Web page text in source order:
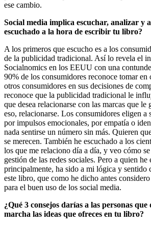
ese cambio.
Social media implica escuchar, analizar y
escuchado a la hora de escribir tu libro?
A los primeros que escucho es a los
de la publicidad tradicional. Así lo revela el
Socialnomics en los EEUU con una
90% de los consumidores reconoce tomar en
otros consumidores en sus decisiones de
reconoce que la publicidad tradicional le
que desea relacionarse con las marcas que le
eso, relacionarse. Los consumidores eligen a
por impulsos emocionales, por empatía o
nada sentirse un número sin más. Quieren
se merecen. También he escuchado a los
los que me relaciono día a día, y veo cómo
gestión de las redes sociales. Pero a quien he
principalmente, ha sido a mi lógica y sentido
este libro, que como he dicho antes
para el buen uso de los social media.
¿Qué 3 consejos darías a las personas
marcha las ideas que ofreces en tu libro?